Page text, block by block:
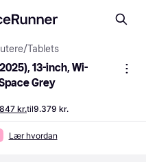
/Tablets
13-inch, Wi-
Grey
kr.til9.379 kr.
Lær hvordan